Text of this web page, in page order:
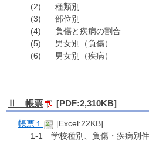
種類別
部位別
負傷と疾病の割合
男女別（負傷）
男女別（疾病）
Ⅱ 帳票 [PDF:2,310KB]
帳票１
[Excel:22KB]
1-1 学校種別、負傷・疾病別